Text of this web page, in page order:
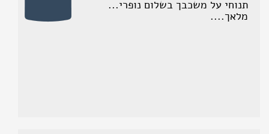
תנוחי על משכבך בשלום נופרי...
מלאך....